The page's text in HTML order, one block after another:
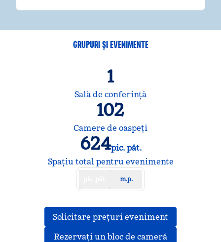
GRUPURI ȘI EVENIMENTE
1
Sală de conferință
102
Camere de oaspeţi
624pic. păt.
Picioare pătrate
Spațiu total pentru evenimente
m.p.
Solicitare prețuri eveniment
Rezervați un bloc de cameră,